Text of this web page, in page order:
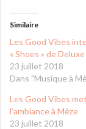
Similaire
Les Good Vibes
« Shoes » de Deluxe
23 juillet 2018
Dans "Musique à
Les Good Vibes
l’ambiance à Mèze
23 juillet 2018